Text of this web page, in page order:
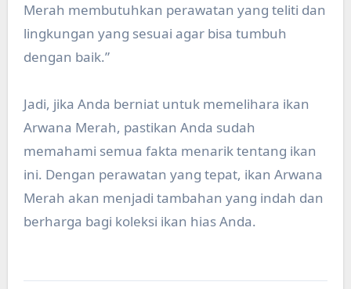
Merah membutuhkan perawatan yang teliti dan
lingkungan yang sesuai agar bisa tumbuh
dengan baik.”
Jadi, jika Anda berniat untuk memelihara ikan
Arwana Merah, pastikan Anda sudah
memahami semua fakta menarik tentang ikan
ini. Dengan perawatan yang tepat, ikan Arwana
Merah akan menjadi tambahan yang indah dan
berharga bagi koleksi ikan hias Anda.